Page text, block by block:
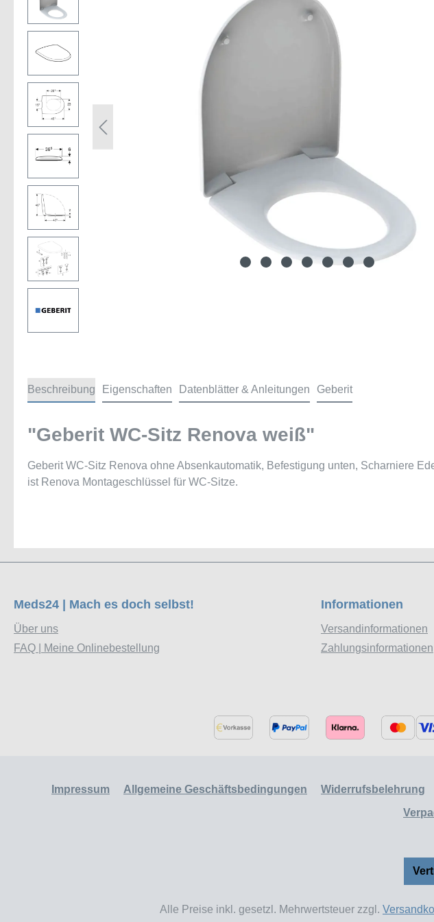
Beschreibung Eigenschaften Datenblätter & Anleitungen Geberit
"Geberit WC-Sitz Renova weiß"
Geberit WC-Sitz Renova ohne Absenkautomatik, Befestigung unten, Scharniere
ist Renova Montageschlüssel für WC-Sitze.
Meds24 | Mach es doch selbst!
Über uns
FAQ | Meine Onlinebestellung
Informationen
Versandinformationen
Zahlungsinformationen
Impressum Allgemeine Geschäftsbedingungen Widerrufsbelehrung
Alle Preise inkl. gesetzl. Mehrwertsteuer zzgl.